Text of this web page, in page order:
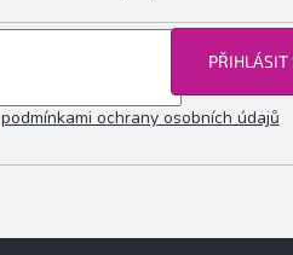
podmínkami ochrany osobních údajů
PŘIHLÁSIT